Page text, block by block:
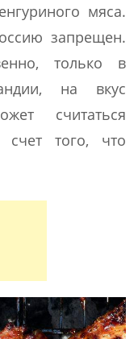
мяса.
запрещен.
только в
на вкус
считаться
счет того, что